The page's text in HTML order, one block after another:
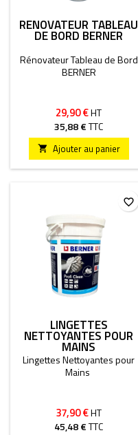
RÉNOVATEUR TABLEAU
DE BORD BERNER
Rénovateur Tableau de Bord
BERNER
29,90 €HT
35,88 €TTC
 Ajouter au panier
LINGETTES
NETTOYANTES POUR
MAINS
Lingettes Nettoyantes pour
Mains
37,90 €HT
45,48 €TTC
favorite_border